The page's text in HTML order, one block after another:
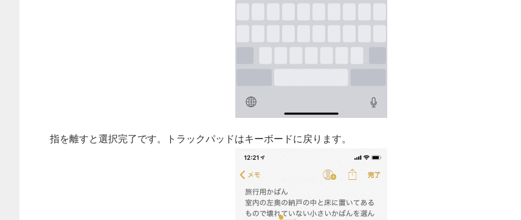
指を離すと選択完了です。トラックパッドはキーボードに戻ります。